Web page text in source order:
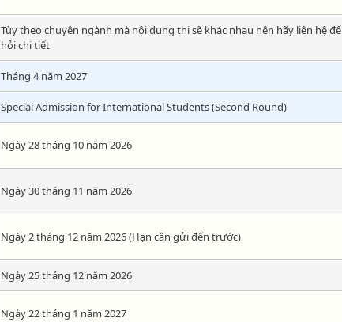
Tùy theo chuyên ngành mà nội dung thi sẽ khác nhau nên hãy liên hệ để
hỏi chi tiết
Tháng 4 năm 2027
Special Admission for International Students (Second Round)
Ngày 28 tháng 10 năm 2026
Ngày 30 tháng 11 năm 2026
Ngày 2 tháng 12 năm 2026 (Hạn cần gửi đến trước)
Ngày 25 tháng 12 năm 2026
Ngày 22 tháng 1 năm 2027